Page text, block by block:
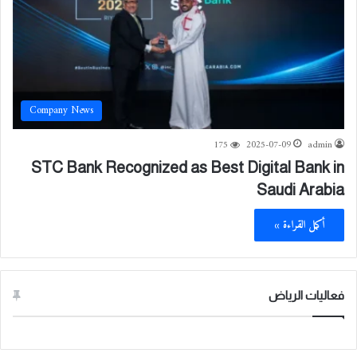
Company News
admin
2025-07-09
175
STC Bank Recognized as Best Digital Bank in
Saudi Arabia
أكمل القراءة »
فعاليات الرياض